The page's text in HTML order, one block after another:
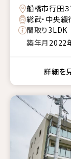
船橋市行田
総武・中央
間取り3LDK
築年月 2022
詳細を